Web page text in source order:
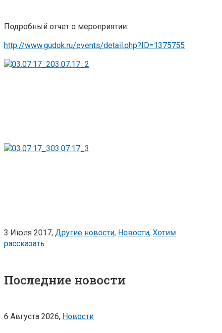
Подробный отчет о мероприятии:
http://www.gudok.ru/events/detail.php?ID=1375755
03.07.17_2
03.07.17_3
3 Июля 2017, Другие новости, Новости, Хотим
рассказать
Последние новости
6 Августа 2026, Новости